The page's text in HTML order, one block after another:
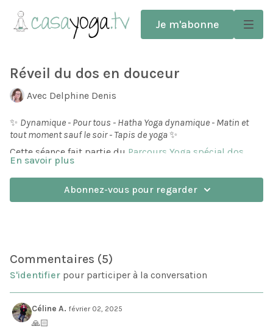
Je m'abonne
Réveil du dos en douceur
Avec Delphine Denis
✨ Dynamique - Pour tous - Hatha Yoga dynamique - Matin et
tout moment sauf le soir - Tapis de yoga✨
Cette séance fait partie du Parcours Yoga spécial dos
Une séance active mais tout en douceur pour réveiller les
dos sensibles. Des mouvements doux, au sol, pour
mobiliser la colonne, travailler la symétrie, masser les
disques intervertébraux, et préparer votre dos pour une
En savoir plus
Abonnez-vous pour regarder
Commentaires (5)
S'identifier pour participer à la conversation
Céline A. février 02, 2025
🙏🏻